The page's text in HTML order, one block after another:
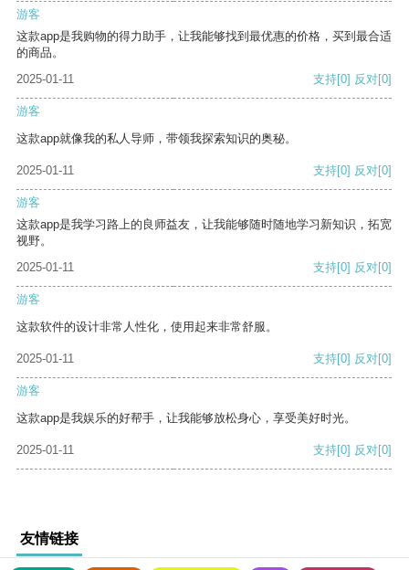
游客
这款app是我购物的得力助手，让我能够找到最优惠的价格，买到最合适
的商品。
2025-01-11
支持[0] 反对[0]
游客
这款app就像我的私人导师，带领我探索知识的奥秘。
2025-01-11 支持[0] 反对[0]
游客
这款app是我学习路上的良师益友，让我能够随时随地学习新知识，拓宽
视野。
2025-01-11
支持[0] 反对[0]
游客
这款软件的设计非常人性化，使用起来非常舒服。
2025-01-11 支持[0] 反对[0]
游客
这款app是我娱乐的好帮手，让我能够放松身心，享受美好时光。
2025-01-11 支持[0] 反对[0]
友情链接